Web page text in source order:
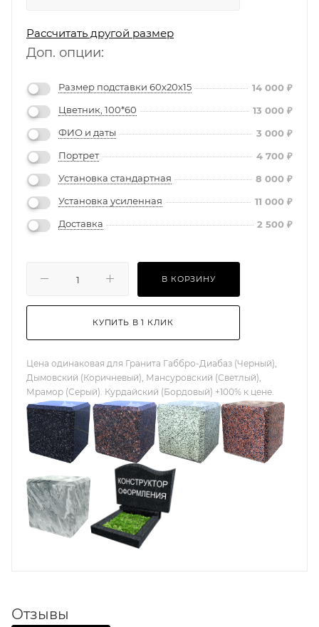
Рассчитать другой размер
Доп. опции:
Размер подставки 60х20х15 14 000 ₽
Цветник, 100*60
13 000 ₽
ФИО и даты
3 000 ₽
Портрет
4 700 ₽
Установка стандартная
8 000 ₽
Установка усиленная
11 000 ₽
Доставка
2 500 ₽
В КОРЗИНУ
КУПИТЬ В 1 КЛИК
Цена одинаковая для Гранита Габбро-Диабаз (Черный),
Дымовский (Коричневый), Мансуровский (Светлый),
Мрамор (Серый). Курдайский (Бордовый) +100% к цене.
Отзывы